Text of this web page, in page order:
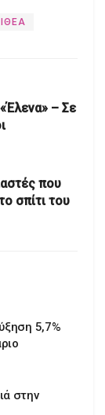
– Σε
που
σπίτι του
5,7%
στην